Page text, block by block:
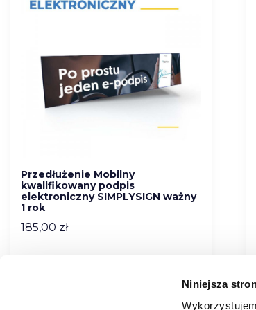
Niniejsza
Przedłużenie Mobilny
kwalifikowany podpis
elektroniczny SIMPLYSIGN ważny
1 rok
185,00 zł